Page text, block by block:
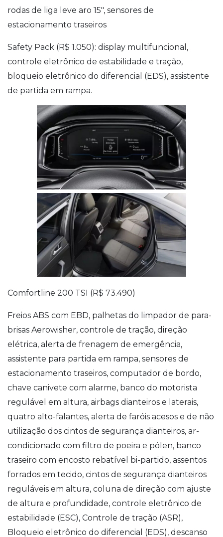
rodas de liga leve aro 15″, sensores de
estacionamento traseiros
Safety Pack (R$ 1.050): display multifuncional,
controle eletrônico de estabilidade e tração,
bloqueio eletrônico do diferencial (EDS), assistente
de partida em rampa.
Comfortline 200 TSI (R$ 73.490)
Freios ABS com EBD, palhetas do limpador de para-
brisas Aerowisher, controle de tração, direção
elétrica, alerta de frenagem de emergência,
assistente para partida em rampa, sensores de
estacionamento traseiros, computador de bordo,
chave canivete com alarme, banco do motorista
regulável em altura, airbags dianteiros e laterais,
quatro alto-falantes, alerta de faróis acesos e de não
utilização dos cintos de segurança dianteiros, ar-
condicionado com filtro de poeira e pólen, banco
traseiro com encosto rebatível bi-partido, assentos
forrados em tecido, cintos de segurança dianteiros
reguláveis em altura, coluna de direção com ajuste
de altura e profundidade, controle eletrônico de
estabilidade (ESC), Controle de tração (ASR),
Bloqueio eletrônico do diferencial (EDS), descanso